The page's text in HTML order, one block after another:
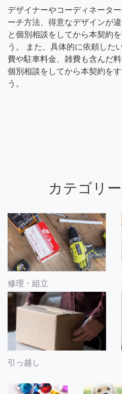
デザイナーやコーディネータ
ーチ方法、得意なデザインが
と個別相談をしてから本契約
う。 また、具体的に依頼した
費や駐車料金、雑費も含んだ
個別相談をしてから本契約を
う。
カテゴリ
修理・組立
引っ越し